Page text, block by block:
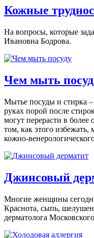
Кожные
На вопросы, которые
Ивановна Бодрова.
Чем мыть
Мытье посуды и стирка
руках порой после
могут перерасти в
том, как этого
кожно-
Джинсовый
Многие женщины
Краснота, сыпь,
дерматолога